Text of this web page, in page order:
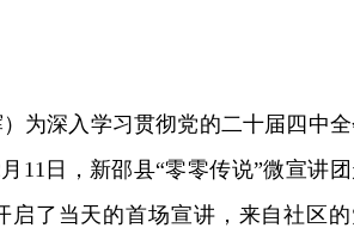
）为深入学习贯彻党的二十届四中
11日，新邵县“零零传说”微宣讲
了当天的首场宣讲，来自社区